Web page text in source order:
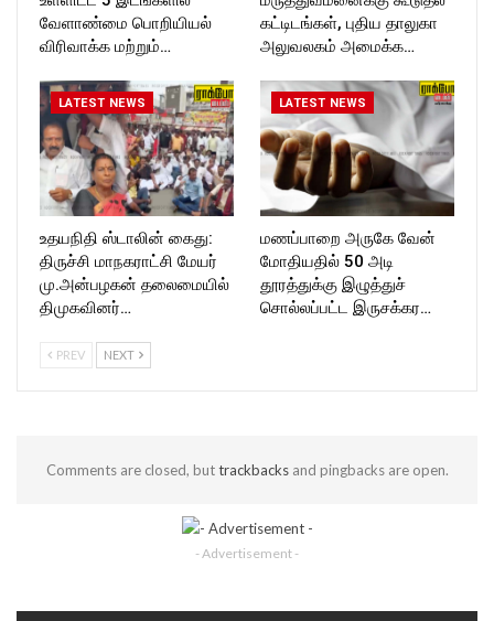
வேளாண்மை பொறியியல்
விரிவாக்க மற்றும்…
கட்டிடங்கள், புதிய தாலுகா
அலுவலகம் அமைக்க…
LATEST NEWS
உதயநிதி ஸ்டாலின் கைது:
திருச்சி மாநகராட்சி மேயர்
மு.அன்பழகன் தலைமையில்
திமுகவினர்…
LATEST NEWS
மணப்பாறை அருகே வேன்
மோதியதில் 50 அடி
தூரத்துக்கு இழுத்துச்
சொல்லப்பட்ட இருசக்கர…
PREV NEXT
Comments are closed, buttrackbacksand pingbacks are open.
- Advertisement -